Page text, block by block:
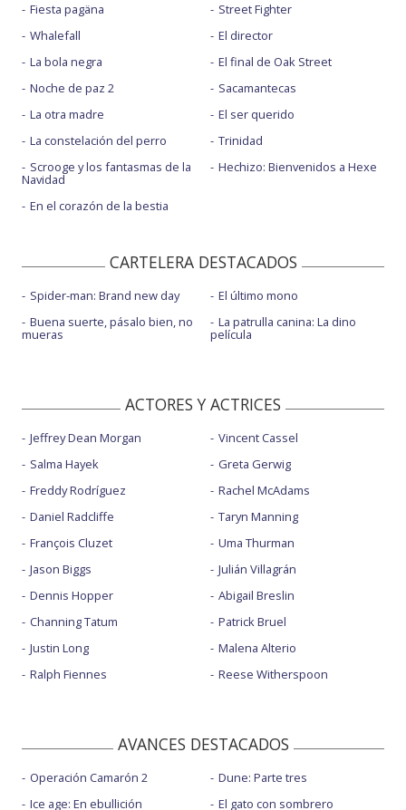
Fiesta pagäna
Whalefall
La bola negra
Noche de paz 2
La otra madre
La constelación del perro
Scrooge y los fantasmas de la
Navidad
En el corazón de la bestia
Street Fighter
El director
El final de Oak Street
Sacamantecas
El ser querido
Trinidad
Hechizo: Bienvenidos a Hexe
CARTELERA DESTACADOS
Spider-man: Brand new day
Buena suerte, pásalo bien, no
mueras
El último mono
La patrulla canina: La dino
película
ACTORES Y ACTRICES
Jeffrey Dean Morgan
Salma Hayek
Freddy Rodríguez
Daniel Radcliffe
François Cluzet
Jason Biggs
Dennis Hopper
Channing Tatum
Justin Long
Ralph Fiennes
Vincent Cassel
Greta Gerwig
Rachel McAdams
Taryn Manning
Uma Thurman
Julián Villagrán
Abigail Breslin
Patrick Bruel
Malena Alterio
Reese Witherspoon
AVANCES DESTACADOS
Operación Camarón 2
Ice age: En ebullición
Dune: Parte tres
El gato con sombrero